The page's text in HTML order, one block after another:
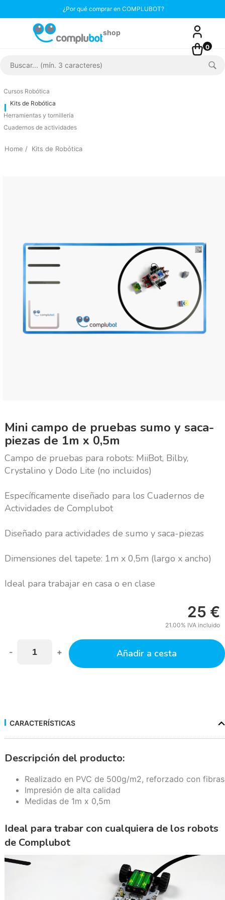
¿Por qué comprar en COMPLUBOT?
0
Cursos Robótica
Kits de Robótica
Herramientas y tornillería
Cuadernos de actividades
Home Kits de Robótica
Mini campo de pruebas sumo y saca-
piezas de 1m x 0,5m
Campo de pruebas para robots: MiiBot, Bilby,
Crystalino y Dodo Lite (no incluidos)
Específicamente diseñado para los Cuadernos de
Actividades de Complubot
Diseñado para actividades de sumo y saca-piezas
Dimensiones del tapete: 1m x 0,5m (largo x ancho)
Ideal para trabajar en casa o en clase
25 €
21.00% IVA incluido
- + Añadir a cesta
CARACTERÍSTICAS
Descripción del producto:
Realizado en PVC de 500g/m2, reforzado con fibras
Impresión de alta calidad
Medidas de 1m x 0,5m
Ideal para trabar con cualquiera de los robots
de Complubot